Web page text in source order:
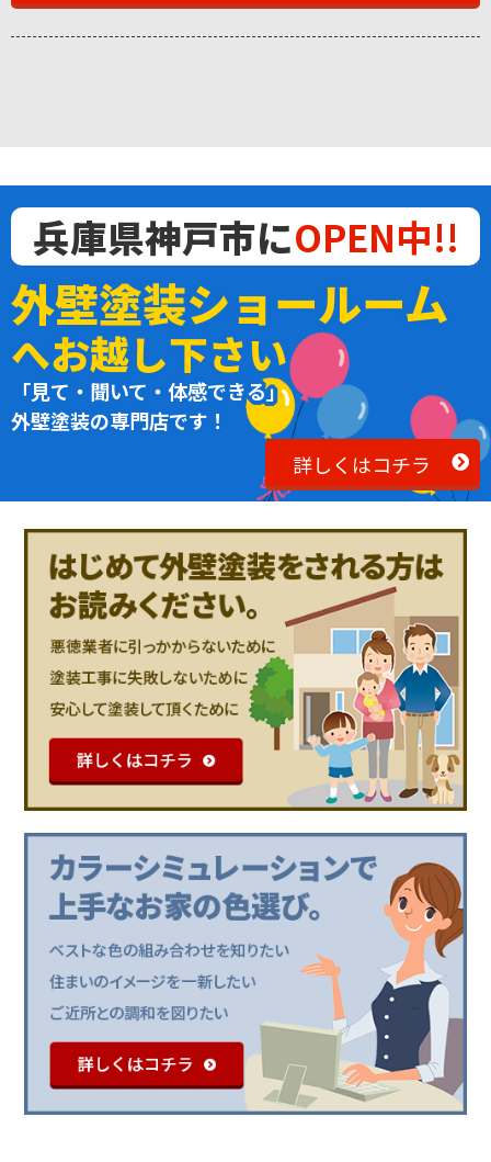
兵庫県神戸市にOPEN中!!
外壁塗装ショールーム
へお越し下さい
「見て・聞いて・体感できる」
外壁塗装の専門店です！
詳しくはコチラ